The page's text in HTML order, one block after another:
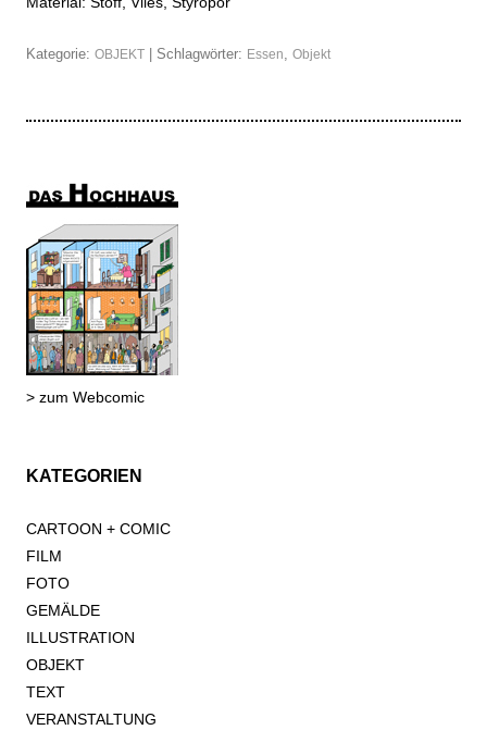
Kategorie: OBJEKT | Schlagwörter: Essen, Objekt
> zum Webcomic
KATEGORIEN
CARTOON + COMIC
FILM
FOTO
GEMÄLDE
ILLUSTRATION
OBJEKT
TEXT
VERANSTALTUNG